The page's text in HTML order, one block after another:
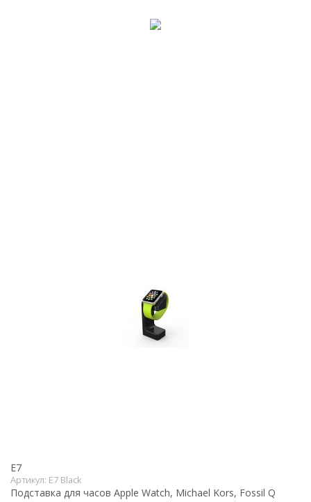
E7
Артикул: E7 Black
Подставка для часов Apple Watch, Michael Kors, Fossil Q